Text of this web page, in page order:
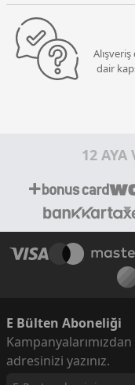
dair
12 AYA
E Bülten Aboneliği
adresinizi yazınız.